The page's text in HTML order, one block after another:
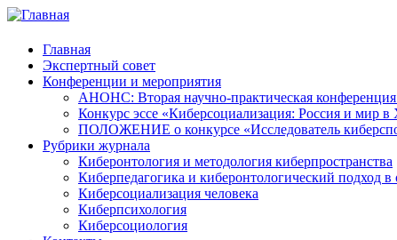
Главная
Экспертный совет
Конференции и мероприятия
АНОНС: Вторая научно-практическая конференция
Конкурс эссе «Киберсоциализация: Россия и мир в
ПОЛОЖЕНИЕ о конкурсе «Исследователь
Рубрики журнала
Киберонтология и методология киберпространства
Киберпедагогика и киберонтологический подход в
Киберсоциализация человека
Киберпсихология
Киберсоциология